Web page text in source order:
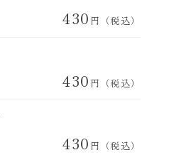
430 円（税込）
430 円（税込）
430 円（税込）